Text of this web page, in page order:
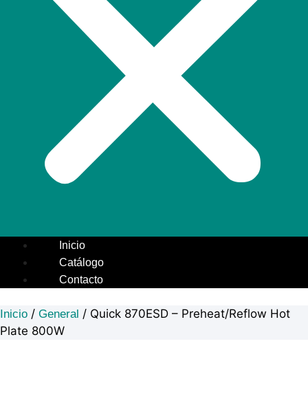
Inicio
Catálogo
Contacto
Inicio / General / Quick 870ESD – Preheat/Reflow Hot
Plate 800W